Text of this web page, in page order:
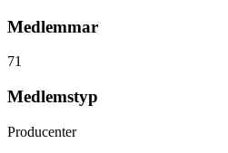
Medlemmar
71
Medlemstyp
Producenter